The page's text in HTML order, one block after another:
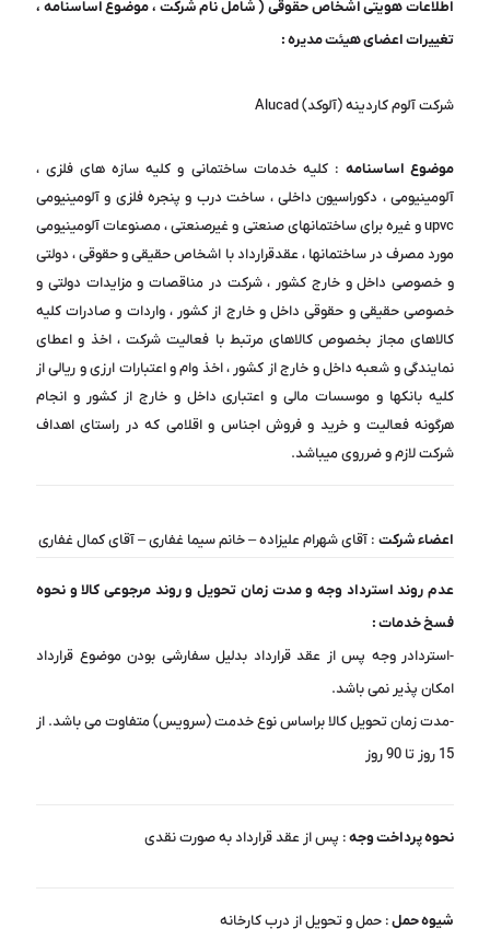
اطلاعات هویتی اشخاص حقوقی ( شامل نام شرکت ، موضوع اساسنامه ،
تغییرات اعضای هیئت مدیره :
شرکت آلوم کاردینه (آلوکد) Alucad
موضوع اساسنامه : کلیه خدمات ساختمانی و کلیه سازه های فلزی ،
آلومینیومی ، دکوراسیون داخلی ، ساخت درب و پنجره فلزی و آلومینیومی
upvc و غیره برای ساختمانهای صنعتی و غیرصنعتی ، مصنوعات آلومینیومی
مورد مصرف در ساختمانها ، عقدقرارداد با اشخاص حقیقی و حقوقی ، دولتی
و خصوصی داخل و خارج کشور ، شرکت در مناقصات و مزایدات دولتی و
خصوصی حقیقی و حقوقی داخل و خارج از کشور ، واردات و صادرات کلیه
کالاهای مجاز بخصوص کالاهای مرتبط با فعالیت شرکت ، اخذ و اعطای
نمایندگی و شعبه داخل و خارج از کشور ، اخذ وام و اعتبارات ارزی و ریالی از
کلیه بانکها و موسسات مالی و اعتباری داخل و خارج از کشور و انجام
هرگونه فعالیت و خرید و فروش اجناس و اقلامی که در راستای اهداف
شرکت لازم و ضرروی میباشد.
اعضاء شرکت : آقای شهرام علیزاده – خانم سیما غفاری – آقای کمال غفاری
عدم روند استرداد وجه و مدت زمان تحویل و روند مرجوعی کالا و نحوه
فسخ خدمات :
-استردادر وجه پس از عقد قرارداد بدلیل سفارشی بودن موضوع قرارداد
امکان پذیر نمی باشد.
-مدت زمان تحویل کالا براساس نوع خدمت (سرویس) متفاوت می باشد. از
15 روز تا 90 روز
نحوه پرداخت وجه: پس از عقد قرارداد به صورت نقدی
شیوه حمل: حمل و تحویل از درب کارخانه